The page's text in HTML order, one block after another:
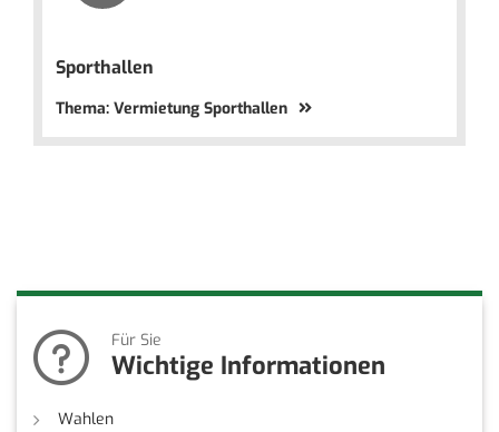
Sporthallen
Thema: Vermietung Sporthallen
Für Sie
Wichtige Informationen
Wahlen